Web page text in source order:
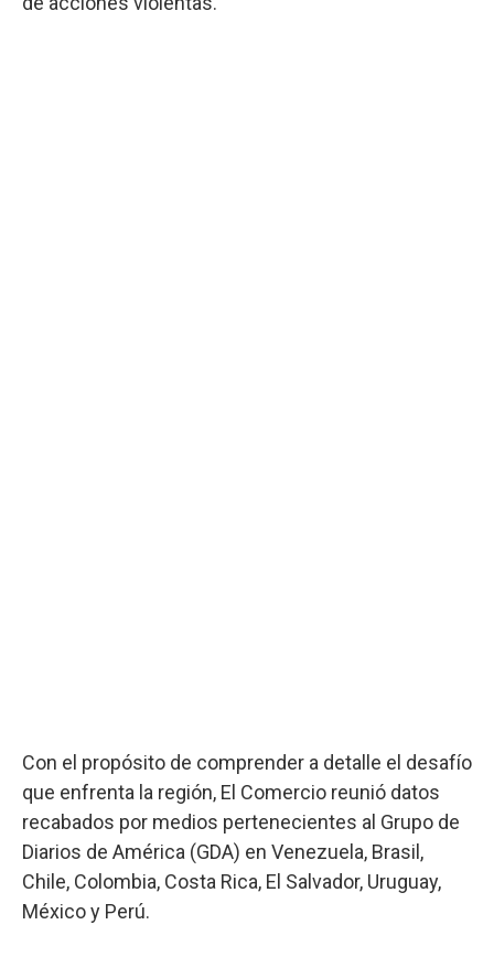
Con el propósito de comprender a detalle el desafío
que enfrenta la región, El Comercio reunió datos
recabados por medios pertenecientes al Grupo de
Diarios de América (GDA) en Venezuela, Brasil,
Chile, Colombia, Costa Rica, El Salvador, Uruguay,
México y Perú.